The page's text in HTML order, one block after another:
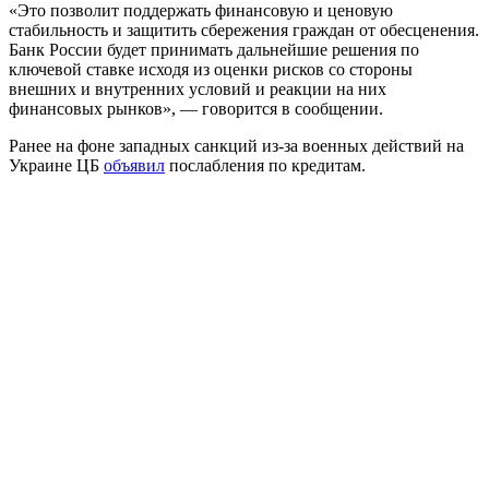
«Это позволит поддержать финансовую и ценовую
стабильность и защитить сбережения граждан от обесценения.
Банк России будет принимать дальнейшие решения по
ключевой ставке исходя из оценки рисков со стороны
внешних и внутренних условий и реакции на них
финансовых рынков», — говорится в сообщении.
Ранее на фоне западных санкций из-за военных действий на
Украине ЦБ объявил послабления по кредитам.